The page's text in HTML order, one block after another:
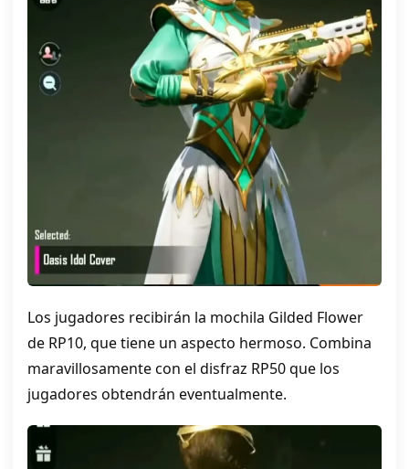
Los jugadores recibirán la mochila Gilded Flower
de RP10, que tiene un aspecto hermoso. Combina
maravillosamente con el disfraz RP50 que los
jugadores obtendrán eventualmente.